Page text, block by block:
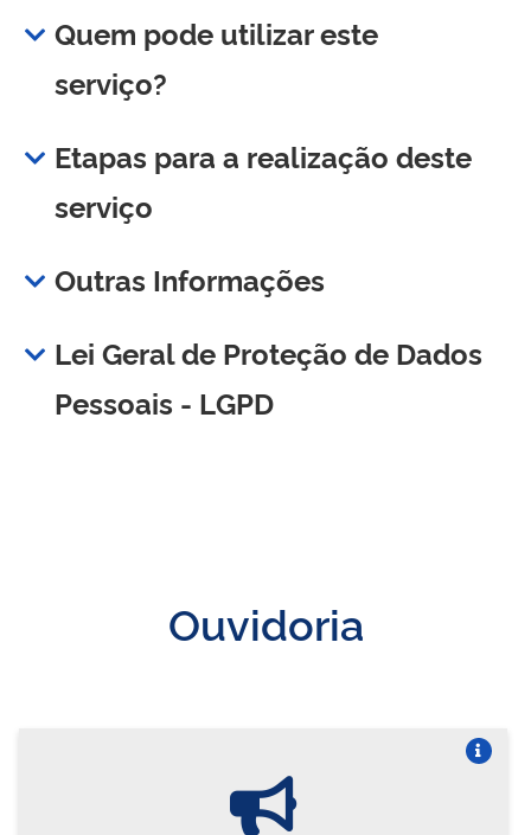
Quem pode utilizar este
serviço?
Etapas para a realização deste
serviço
Outras Informações
Lei Geral de Proteção de Dados
Pessoais - LGPD
Ouvidoria